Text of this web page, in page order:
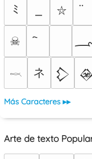
ﾐ ⛥
☠
𓎖 ネ 𒁷
Más Caracteres ▸▸
Arte de texto